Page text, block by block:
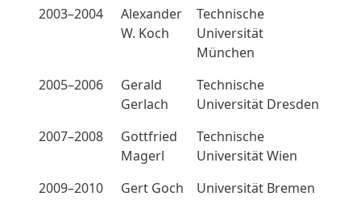
2003–2004
Alexander
W. Koch
Technische
Universität
München
2005–2006
Gerald
Gerlach
Technische
Universität Dresden
2007–2008
Gottfried
Magerl
Technische
Universität Wien
2009–2010
Gert Goch Universität Bremen